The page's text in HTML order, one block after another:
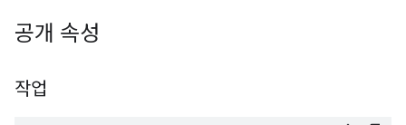
공개 속성
작업